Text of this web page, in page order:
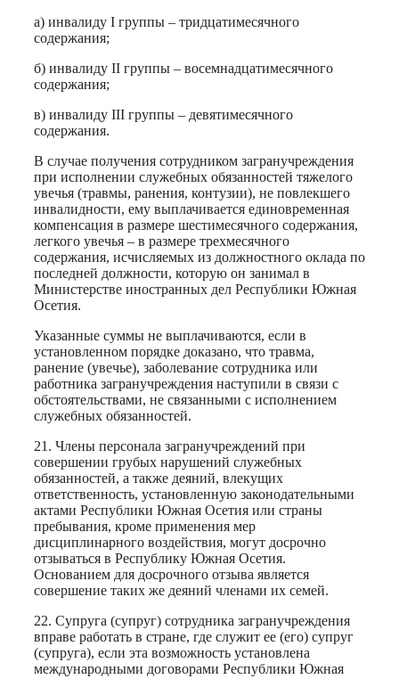
а) инвалиду I группы – тридцатимесячного
содержания;
б) инвалиду II группы – восемнадцатимесячного
содержания;
в) инвалиду III группы – девятимесячного
содержания.
В случае получения сотрудником загранучреждения
при исполнении служебных обязанностей тяжелого
увечья (травмы, ранения, контузии), не повлекшего
инвалидности, ему выплачивается единовременная
компенсация в размере шестимесячного содержания,
легкого увечья – в размере трехмесячного
содержания, исчисляемых из должностного оклада по
последней должности, которую он занимал в
Министерстве иностранных дел Республики Южная
Осетия.
Указанные суммы не выплачиваются, если в
установленном порядке доказано, что травма,
ранение (увечье), заболевание сотрудника или
работника загранучреждения наступили в связи с
обстоятельствами, не связанными с исполнением
служебных обязанностей.
21. Члены персонала загранучреждений при
совершении грубых нарушений служебных
обязанностей, а также деяний, влекущих
ответственность, установленную законодательными
актами Республики Южная Осетия или страны
пребывания, кроме применения мер
дисциплинарного воздействия, могут досрочно
отзываться в Республику Южная Осетия.
Основанием для досрочного отзыва является
совершение таких же деяний членами их семей.
22. Супруга (супруг) сотрудника загранучреждения
вправе работать в стране, где служит ее (его) супруг
(супруга), если эта возможность установлена
международными договорами Республики Южная